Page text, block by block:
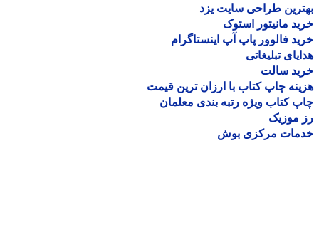
طراحی سایت یزد
مانیتور استوک
فالوور پاپ آپ اینستاگرام
تبلیغاتی
سالت
چاپ کتاب با ارزان ترین قیمت
کتاب ویژه رتبه بندی معلمان
موزیک
مرکزی بوش